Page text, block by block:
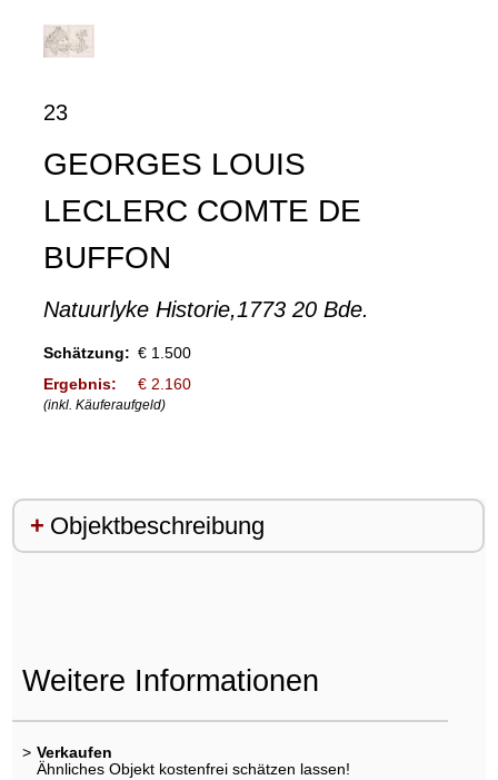
23
GEORGES LOUIS
LECLERC COMTE DE
BUFFON
Natuurlyke Historie,1773 20 Bde.
Schätzung: € 1.500
Ergebnis:
€ 2.160
(inkl. Käuferaufgeld)
Objektbeschreibung
Weitere Informationen
> Verkaufen
Ähnliches Objekt kostenfrei schätzen lassen!